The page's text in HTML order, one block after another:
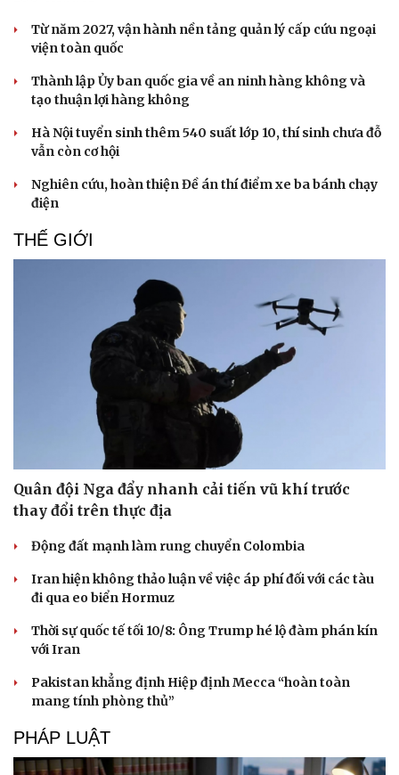
Từ năm 2027, vận hành nền tảng quản lý cấp cứu ngoại
viện toàn quốc
Thành lập Ủy ban quốc gia về an ninh hàng không và
tạo thuận lợi hàng không
Hà Nội tuyển sinh thêm 540 suất lớp 10, thí sinh chưa đỗ
vẫn còn cơ hội
Nghiên cứu, hoàn thiện Đề án thí điểm xe ba bánh chạy
điện
THẾ GIỚI
Quân đội Nga đẩy nhanh cải tiến vũ khí trước
thay đổi trên thực địa
Động đất mạnh làm rung chuyển Colombia
Iran hiện không thảo luận về việc áp phí đối với các tàu
đi qua eo biển Hormuz
Thời sự quốc tế tối 10/8: Ông Trump hé lộ đàm phán kín
với Iran
Pakistan khẳng định Hiệp định Mecca “hoàn toàn
mang tính phòng thủ”
PHÁP LUẬT